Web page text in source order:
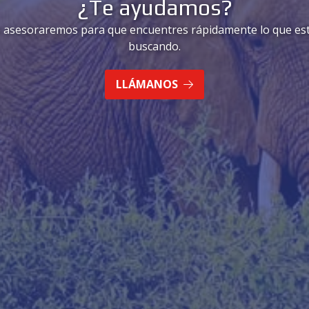
¿Te ayudamos?
asesoraremos para que encuentres rápidamente lo que
buscando.
LLÁMANOS